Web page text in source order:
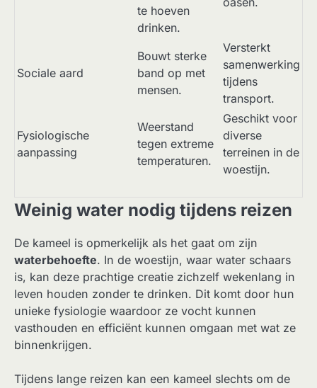
te hoeven
drinken.
Sociale aard
Bouwt sterke
band op met
mensen.
Versterkt
samenwerking
tijdens
transport.
Fysiologische
aanpassing
Weerstand
tegen extreme
temperaturen.
Geschikt voor
diverse
terreinen in de
woestijn.
Weinig water nodig tijdens reizen
De kameel is opmerkelijk als het gaat om zijn
waterbehoefte. In de woestijn, waar water schaars
is, kan deze prachtige creatie zichzelf wekenlang in
leven houden zonder te drinken. Dit komt door hun
unieke fysiologie waardoor ze vocht kunnen
vasthouden en efficiënt kunnen omgaan met wat ze
binnenkrijgen.
Tijdens lange reizen kan een kameel slechts om de